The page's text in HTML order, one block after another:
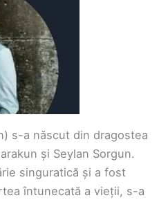
s-a născut din dragostea
și Seylan Sorgun.
singuratică și a fost
întunecată a vieții, s-a